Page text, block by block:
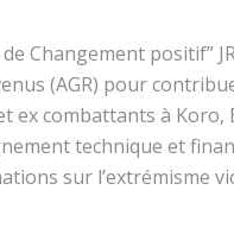
Changement positif”
(AGR) pour
ex combattants à Koro,
technique et
sur l’extrémisme